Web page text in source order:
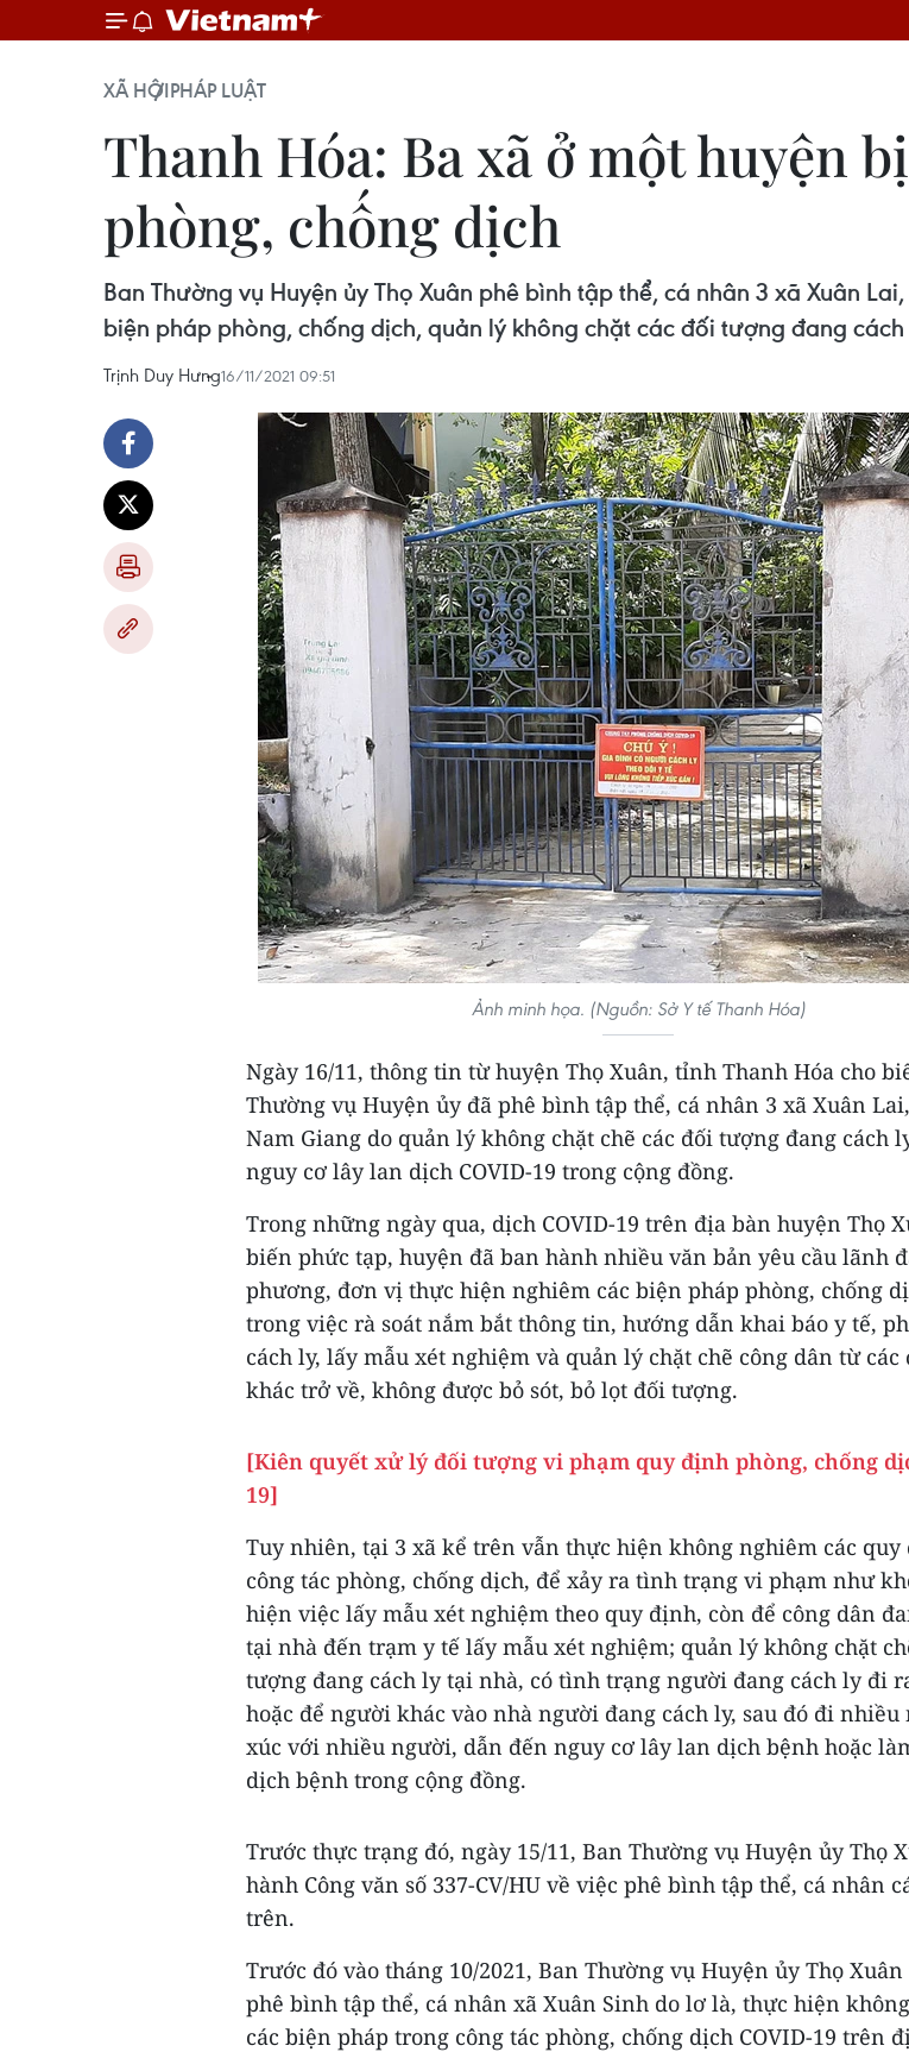
XÃ HỘIPHÁP LUẬT
Thanh Hóa: Ba xã ở một huyện
phòng, chống dịch
Ban Thường vụ Huyện ủy Thọ Xuân phê bình tập thể, cá nhân 3 xã Xuân
biện pháp phòng, chống dịch, quản lý không chặt các đối tượng đang cách
Trịnh Duy Hưng16/11/2021 09:51
Ảnh minh họa. (Nguồn: Sở Y tế Thanh Hóa)
Ngày 16/11, thông tin từ huyện Thọ Xuân, tỉnh Thanh Hóa cho
Thường vụ Huyện ủy đã phê bình tập thể, cá nhân 3 xã Xuân
Nam Giang do quản lý không chặt chẽ các đối tượng đang cách
nguy cơ lây lan dịch COVID-19 trong cộng đồng.
Trong những ngày qua, dịch COVID-19 trên địa bàn huyện Thọ
biến phức tạp, huyện đã ban hành nhiều văn bản yêu cầu lãnh
phương, đơn vị thực hiện nghiêm các biện pháp phòng, chống
trong việc rà soát nắm bắt thông tin, hướng dẫn khai báo y tế,
cách ly, lấy mẫu xét nghiệm và quản lý chặt chẽ công dân từ
khác trở về, không được bỏ sót, bỏ lọt đối tượng.
[Kiên quyết xử lý đối tượng vi phạm quy định phòng, chống
19]
Tuy nhiên, tại 3 xã kể trên vẫn thực hiện không nghiêm các
công tác phòng, chống dịch, để xảy ra tình trạng vi phạm như
hiện việc lấy mẫu xét nghiệm theo quy định, còn để công dân
tại nhà đến trạm y tế lấy mẫu xét nghiệm; quản lý không chặt
tượng đang cách ly tại nhà, có tình trạng người đang cách ly đi
hoặc để người khác vào nhà người đang cách ly, sau đó đi
xúc với nhiều người, dẫn đến nguy cơ lây lan dịch bệnh hoặc
dịch bệnh trong cộng đồng.
Trước thực trạng đó, ngày 15/11, Ban Thường vụ Huyện ủy Thọ
hành Công văn số 337-CV/HU về việc phê bình tập thể, cá nhân
trên.
Trước đó vào tháng 10/2021, Ban Thường vụ Huyện ủy Thọ
phê bình tập thể, cá nhân xã Xuân Sinh do lơ là, thực hiện
các biện pháp trong công tác phòng, chống dịch COVID-19 trên